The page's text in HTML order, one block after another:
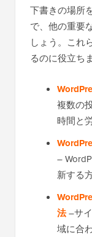
下書きの場所
で、他の重要
しょう。これ
るのに役立ち
複数の
時間と
–
新する
法–サ
域に合